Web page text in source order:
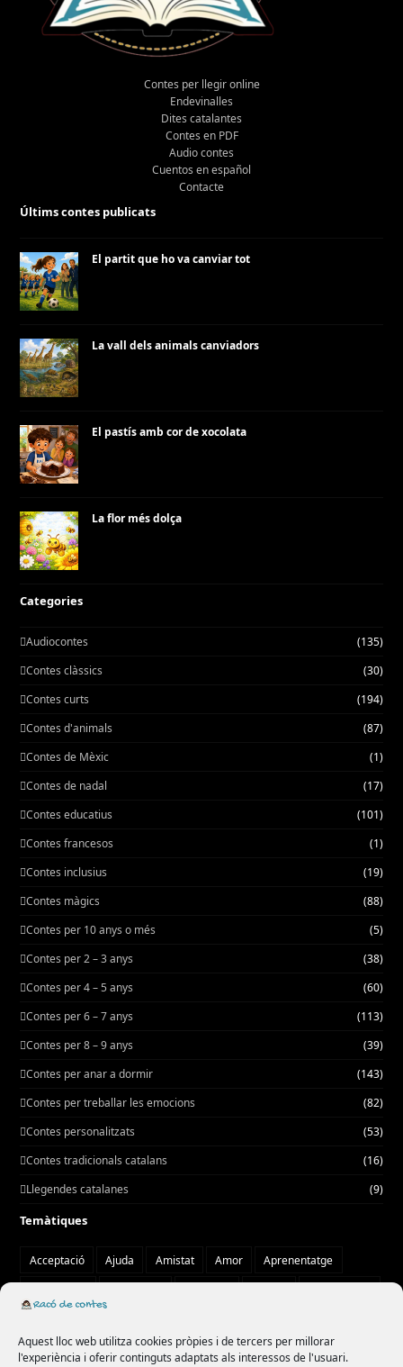
Aquest lloc web utilitza cookies pròpies i de tercers per millorar
l'experiència i oferir continguts adaptats als interessos de l'usuari.
Contes per llegir online
Endevinalles
Dites catalantes
Contes en PDF
Audio contes
Cuentos en español
Contacte
Últims contes publicats
El partit que ho va canviar tot
La vall dels animals canviadors
El pastís amb cor de xocolata
La flor més dolça
Categories
Audiocontes
(135)
Contes clàssics
(30)
Contes curts
(194)
Contes d'animals
(87)
Contes de Mèxic
(1)
Contes de nadal
(17)
Contes educatius
(101)
Contes francesos
(1)
Contes inclusius
(19)
Contes màgics
(88)
Contes per 10 anys o més
(5)
Contes per 2 – 3 anys
(38)
Contes per 4 – 5 anys
(60)
Contes per 6 – 7 anys
(113)
Contes per 8 – 9 anys
(39)
Contes per anar a dormir
(143)
Contes per treballar les emocions
(82)
Contes personalitzats
(53)
Contes tradicionals catalans
(16)
Llegendes catalanes
(9)
Temàtiques
Acceptació Ajuda Amistat Amor
Aprenentatge
curiositat
diversitat drac emocions empatia